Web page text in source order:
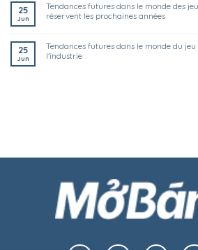
25
Jun
tendances futures dans le monde des jeux d'argent que nous
réservent les prochaines années
25
Jun
tendances futures dans le monde du jeu ce que nous réserve
l'industrie